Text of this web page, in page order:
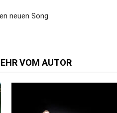
neuen Song
VOM AUTOR